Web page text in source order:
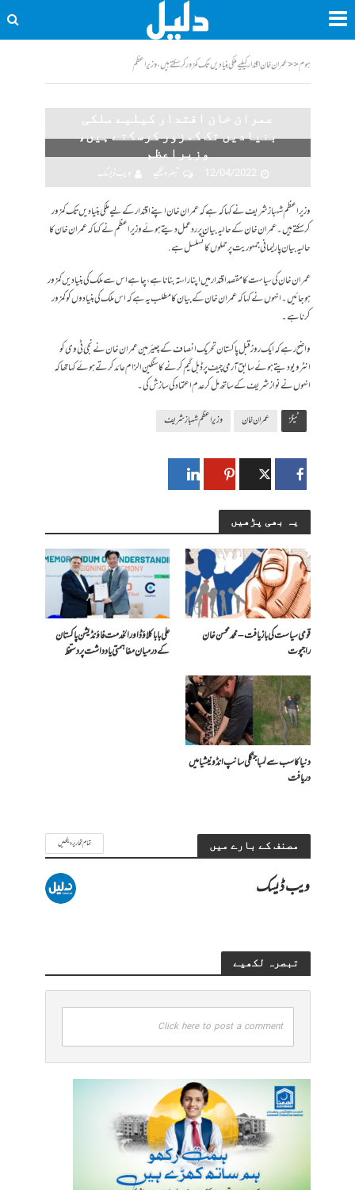
ہوم<<عمران خان اقتدار کیلیے ملکی بنیادیں تک کمزور کرسکتے ہیں، وزیراعظم
عمران خان اقتدار کیلیے ملکی
بنیادیں تک کمزور کرسکتے ہیں،
وزیراعظم
12/04/2022
تبصرہ لکھیے ویب ڈیسک
وزیراعظم شہباز شریف نے کہا کہ ہے کہ عمران خان اپنے اقتدار کے لیے ملکی بنیادیں تک کمزور
کرسکتے ہیں۔عمران خان کے حالیہ بیان پر ردعمل دیتے ہوئے وزیراعظم نے کہا کہ عمران خان کا
حالیہ بیان پارلیمانی جمہوریت پر حملوں کا تسلسل ہے.
عمران خان کی سیاست کا مقصد اقتدار میں اپنا راستہ بنانا ہے، چاہے اس سے ملک کی بنیادیں کمزور
ہو جائیں۔ انہوں نے کہا کہ عمران خان کے بیان کا مطلب یہ ہے کہ اس ملک کی بنیادوں کو کمزور
کرنا ہے۔
واضح رہے کہ ایک روز قبل پاکستان تحریک انصاف کے چیئرمین عمران خان نے نجی ٹی وی کو
انٹرویو دیتے ہوئے سابق آرمی چیف پر ڈبل گیم کرنے کا سنگین الزام عائد کرتے ہوئے کہا تھا کہ
انہوں نے نوازشریف کے ساتھ مل کر عدم اعتماد کی سازش کی۔
ٹیگز عمران خان وزیراعظم شہباز شریف
یہ بھی پڑھیں
قومی سیاست کی بازیافت – محمد محسن خان
راجپوت
علی بابا کلاؤڈ اور الخدمت فاؤنڈیشن پاکستان
کے درمیان مفاہمتی یادداشت پر دستخط
دنیا کا سب سے لمبا جنگلی سانپ انڈونیشیا میں
دریافت
مصنف کے بارے میں تمام تحاریر دیکھیں
ویب ڈیسک
تبصرہ لکھیے
Click here to post a comment